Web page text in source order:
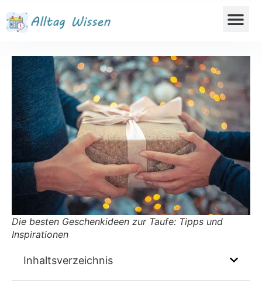
Die besten Geschenkideen zur Taufe: Tipps und
Inspirationen
Inhaltsverzeichnis